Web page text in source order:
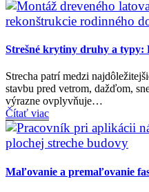
Strešné krytiny druhy a typy:
Strecha patrí medzi
stavbu pred vetrom, dažďom,
výrazne ovplyvňuje…
Čítať viac
Maľovanie a premaľovanie